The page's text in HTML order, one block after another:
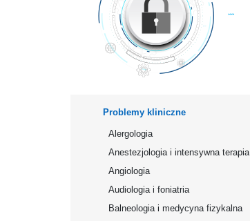
Problemy kliniczne
Alergologia
Anestezjologia i intensywna terapia
Angiologia
Audiologia i foniatria
Balneologia i medycyna fizykalna